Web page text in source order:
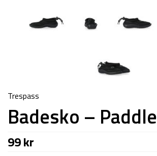
Trespass
Badesko – Paddle
99kr